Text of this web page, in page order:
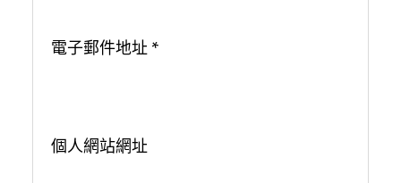
電子郵件地址 *
個人網站網址